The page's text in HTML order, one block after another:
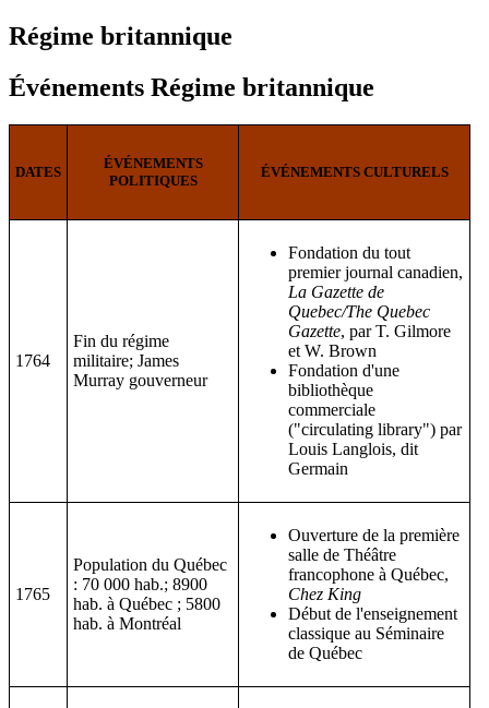
Régime britannique
Événements Régime britannique
DATES
ÉVÉNEMENTS
POLITIQUES
ÉVÉNEMENTS CULTURELS
1764
Fin du régime
militaire; James
Murray gouverneur
Fondation du tout
premier journal canadien,
La Gazette de
Quebec/The Quebec
Gazette, par T. Gilmore
et W. Brown
Fondation d'une
bibliothèque
commerciale
("circulating library") par
Louis Langlois, dit
Germain
1765
Population du Québec
: 70 000 hab.; 8900
hab. à Québec ; 5800
hab. à Montréal
Ouverture de la première
salle de Théâtre
francophone à Québec,
Chez King
Début de l'enseignement
classique au Séminaire
de Québec